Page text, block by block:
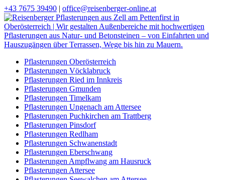
+43 7675 39490 | office@reisenberger-online.at
Pflasterungen Oberösterreich
Pflasterungen Vöcklabruck
Pflasterungen Ried im Innkreis
Pflasterungen Gmunden
Pflasterungen Timelkam
Pflasterungen Ungenach am Attersee
Pflasterungen Puchkirchen am Trattberg
Pflasterungen Pinsdorf
Pflasterungen Redlham
Pflasterungen Schwanenstadt
Pflasterungen Eberschwang
Pflasterungen Ampflwang am Hausruck
Pflasterungen Attersee